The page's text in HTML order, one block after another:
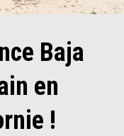
Baja
en
!